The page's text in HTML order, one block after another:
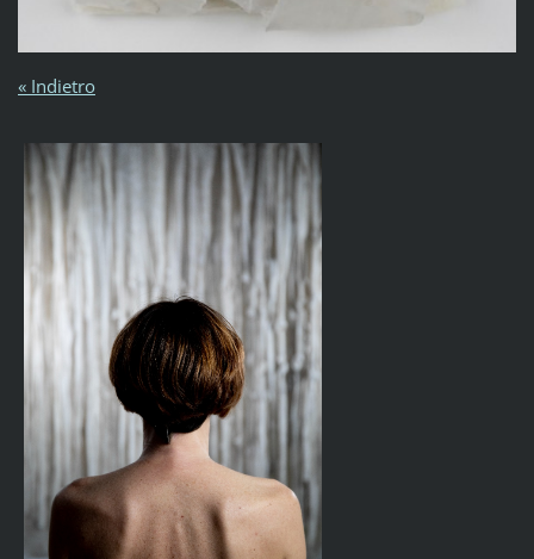
« Indietro